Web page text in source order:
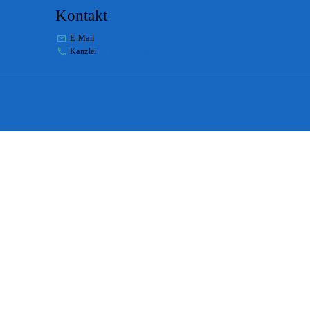
Kontakt
E-Mail
Kanzlei